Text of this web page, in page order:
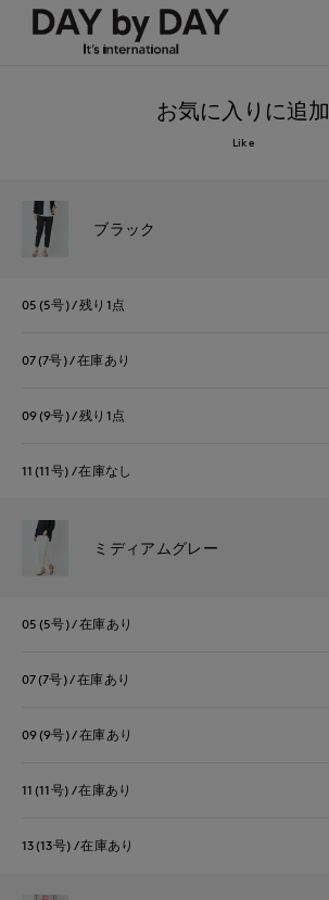
お気に入りに追加
Like
ブラック
05(5号) 残り1点
07(7号) 在庫あり
09(9号) 残り1点
11(11号) 在庫なし
ミディアムグレー
05(5号) 在庫あり
07(7号) 在庫あり
09(9号) 在庫あり
11(11号) 在庫あり
13(13号) 在庫あり